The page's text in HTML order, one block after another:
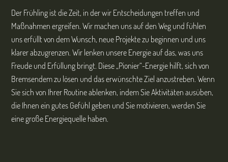
Der Frühling ist die Zeit, in der wir Entscheidungen treffen und
Maßnahmen ergreifen. Wir machen uns auf den Weg und fühlen
uns erfüllt von dem Wunsch, neue Projekte zu beginnen und uns
klarer abzugrenzen. Wir lenken unsere Energie auf das, was uns
Freude und Erfüllung bringt. Diese „Pionier“-Energie hilft, sich von
Bremsendem zu lösen und das erwünschte Ziel anzustreben. Wenn
Sie sich von Ihrer Routine ablenken, indem Sie Aktivitäten ausüben,
die Ihnen ein gutes Gefühl geben und Sie motivieren, werden Sie
eine große Energiequelle haben.